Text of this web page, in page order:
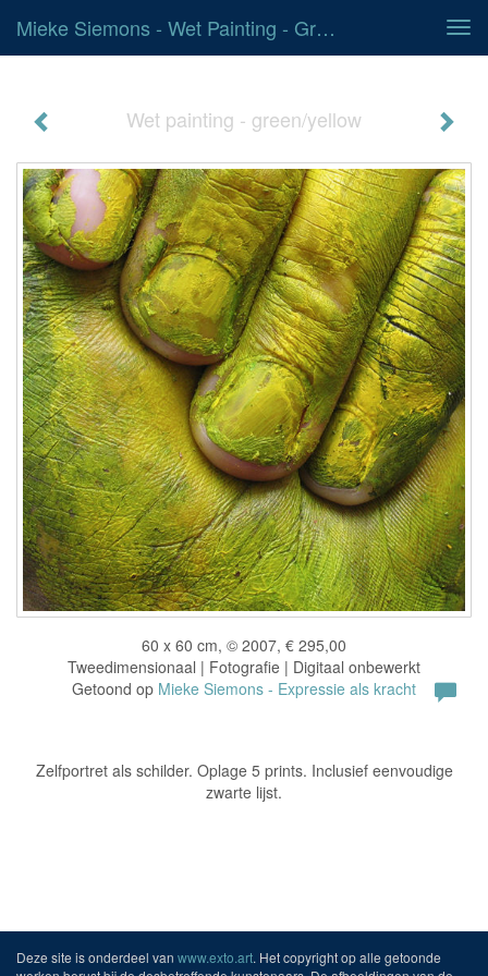
Mieke Siemons - Wet Painting - Green/yellow
Wet painting - green/yellow
60 x 60 cm, © 2007, € 295,00
Tweedimensionaal | Fotografie | Digitaal onbewerkt
Getoond op Mieke Siemons - Expressie als kracht
Zelfportret als schilder. Oplage 5 prints. Inclusief eenvoudige
zwarte lijst.
Deze site is onderdeel van www.exto.art. Het copyright op alle getoonde